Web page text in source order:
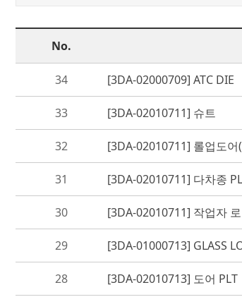
No.
34 [3DA-02000709] ATC DIE
33 [3DA-02010711] 슈트
32 [3DA-02010711] 롤업도
31 [3DA-02010711] 다차종
30 [3DA-02010711] 작업자 로
29 [3DA-01000713] GLASS
28 [3DA-02010713] 도어 PLT